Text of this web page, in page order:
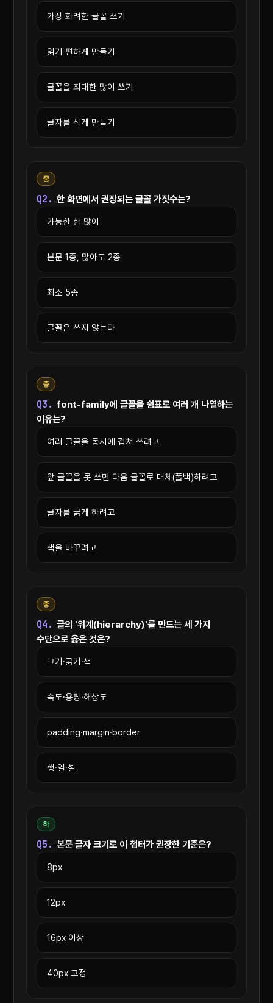
가장 화려한 글꼴 쓰기
읽기 편하게 만들기
글꼴을 최대한 많이 쓰기
글자를 작게 만들기
중
Q2. 한 화면에서 권장되는 글꼴 가짓수는?
가능한 한 많이
본문 1종, 많아도 2종
최소 5종
글꼴은 쓰지 않는다
중
Q3. font-family에 글꼴을 쉼표로 여러 개 나열하는
이유는?
여러 글꼴을 동시에 겹쳐 쓰려고
앞 글꼴을 못 쓰면 다음 글꼴로 대체(폴백)하려고
글자를 굵게 하려고
색을 바꾸려고
중
Q4. 글의 '위계(hierarchy)'를 만드는 세 가지
수단으로 옳은 것은?
크기·굵기·색
속도·용량·해상도
padding·margin·border
행·열·셀
하
Q5. 본문 글자 크기로 이 챕터가 권장한 기준은?
8px
12px
16px 이상
40px 고정